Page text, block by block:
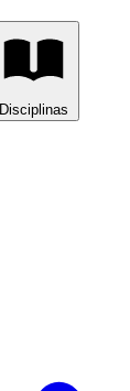
Disciplinas